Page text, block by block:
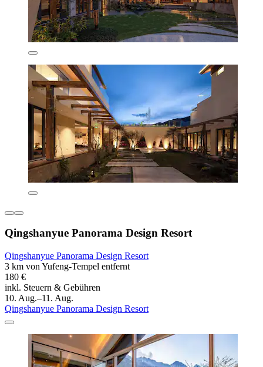
Qingshanyue Panorama Design Resort
Qingshanyue Panorama Design Resort
3 km von Yufeng-Tempel entfernt
180 €
inkl. Steuern & Gebühren
10. Aug.–11. Aug.
Qingshanyue Panorama Design Resort